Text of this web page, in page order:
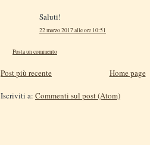
Saluti!
22 marzo 2017 alle ore 10:51
Posta un commento
Post più recente Home page
Iscriviti a: Commenti sul post (Atom)